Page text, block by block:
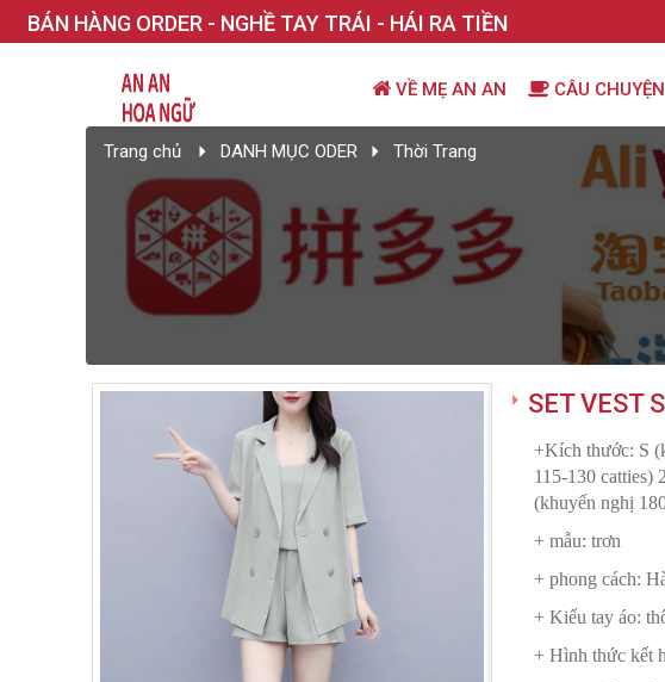
BÁN HÀNG ORDER - NGHỀ TAY TRÁI - HÁI RA TIỀN
VỀ MẸ AN AN CÂU
Trang chủ DANH MỤC ODER Thời Trang
SET VEST
+Kích thước: S
115-130
(khuyến nghị
+ mẫu: trơn
+ phong cách:
+ Kiểu tay áo:
+ Hình thức kết